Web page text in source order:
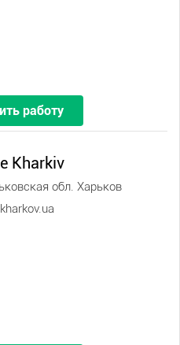
работу
Kharkiv
обл. Харьков